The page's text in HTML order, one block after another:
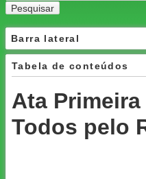
Pesquisar
Barra lateral
Tabela de conteúdos
Ata
Todos pelo